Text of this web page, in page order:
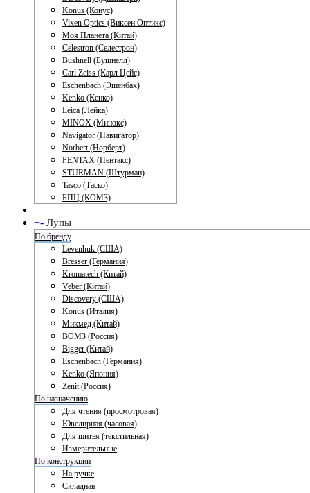
Konus (Конус)
Vixen Optics (Виксен Оптикс)
Моя Планета (Китай)
Celestron (Селестрон)
Bushnell (Бушнелл)
Carl Zeiss (Карл Цейс)
Eschenbach (Эшенбах)
Kenko (Кенко)
Leica (Лейка)
MINOX (Минокс)
Navigator (Навигатор)
Norbert (Норберт)
PENTAX (Пентакс)
STURMAN (Штурман)
Tasco (Таско)
БПЦ (КОМЗ)
+- Лупы
По бренду
Levenhuk (США)
Bresser (Германия)
Kromatech (Китай)
Veber (Китай)
Discovery (США)
Konus (Италия)
Микмед (Китай)
ВОМЗ (Россия)
Bigger (Китай)
Eschenbach (Германия)
Kenko (Япония)
Zenit (Россия)
По назначению
Для чтения (просмотровая)
Ювелирная (часовая)
Для шитья (текстильная)
Измерительные
По конструкции
На ручке
Складная